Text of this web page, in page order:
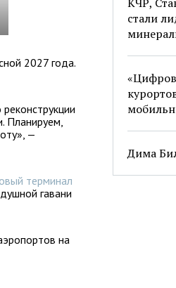
стали
Дима
2027 года.
Планируем,
—
терминал
гавани
на